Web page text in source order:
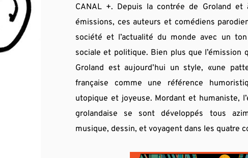
CANAL +. Depuis la contrée de Groland
émissions, ces auteurs et comédiens
société et l’actualité du monde avec un
sociale et politique. Bien plus que l’émission
Groland est aujourd’hui un style, «une
française comme une référence
utopique et joyeuse. Mordant et humaniste,
grolandaise se sont développés tous
musique, dessin, et voyagent dans les quatre